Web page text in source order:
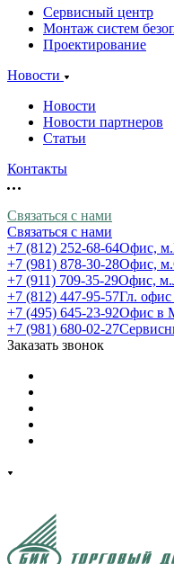
Сервисный центр
Монтаж систем
Проектирование
Новости
Новости
Новости партнеров
Статьи
Контакты
Связаться с нами
Связаться с нами
+7 (812) 252-68-64Офис,
+7 (981) 878-30-28Офис,
+7 (911) 709-35-29Офис,
+7 (812) 447-95-57Гл.
+7 (495) 645-23-92Офис в
+7 (981) 680-02-27
Заказать звонок